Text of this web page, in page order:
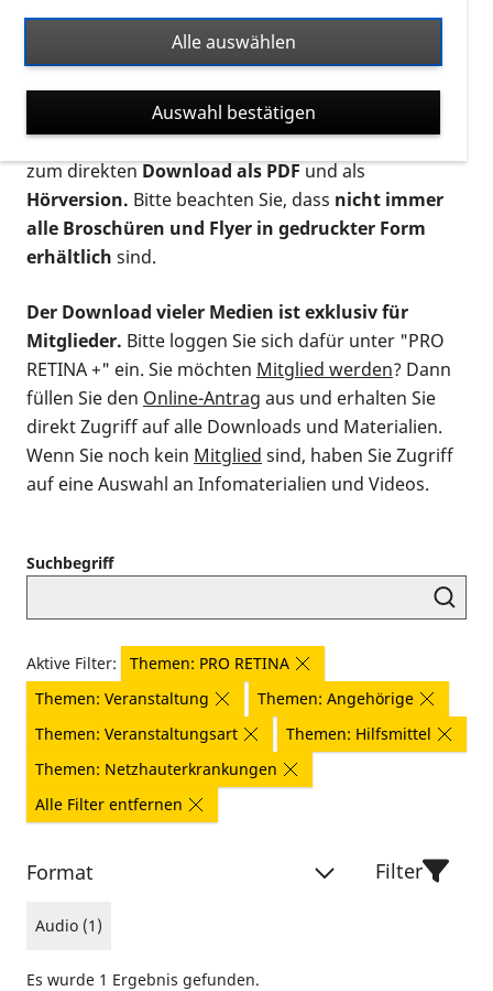
Ort. Nutzen Sie den Formatfilter, um ausschließlich
nach Flyern und Broschüren, Audios oder Videos zu
suchen. Die meisten Flyer und Broschüren werden in
verschiedenen Formaten angeboten: zur
postalischen Bestellung als gedruckte Variante
zum direktenDownload als PDFund als
Hörversion. Bitte beachten Sie, dass nicht immer
alle Broschüren und Flyer in gedruckter Form
erhältlich sind.
Der Download vieler Medien ist exklusiv für
Mitglieder. Bitte loggen Sie sich dafür unter "PRO
RETINA +" ein. Sie möchten Mitglied werden? Dann
füllen Sie den Online-Antrag aus und erhalten Sie
direkt Zugriff auf alle Downloads und Materialien.
Wenn Sie noch kein Mitglied sind, haben Sie Zugriff
auf eine Auswahl an Infomaterialien und Videos.
Suchbegriff
Aktive Filter:
Themen: PRO RETINA
Themen: Veranstaltung
Themen: Angehörige
Themen: Veranstaltungsart
Themen: Hilfsmittel
Themen: Netzhauterkrankungen
Alle Filter entfernen
Format
Audio (1)
Filter
Es wurde 1 Ergebnis gefunden.
Alle auswählen
Auswahl bestätigen